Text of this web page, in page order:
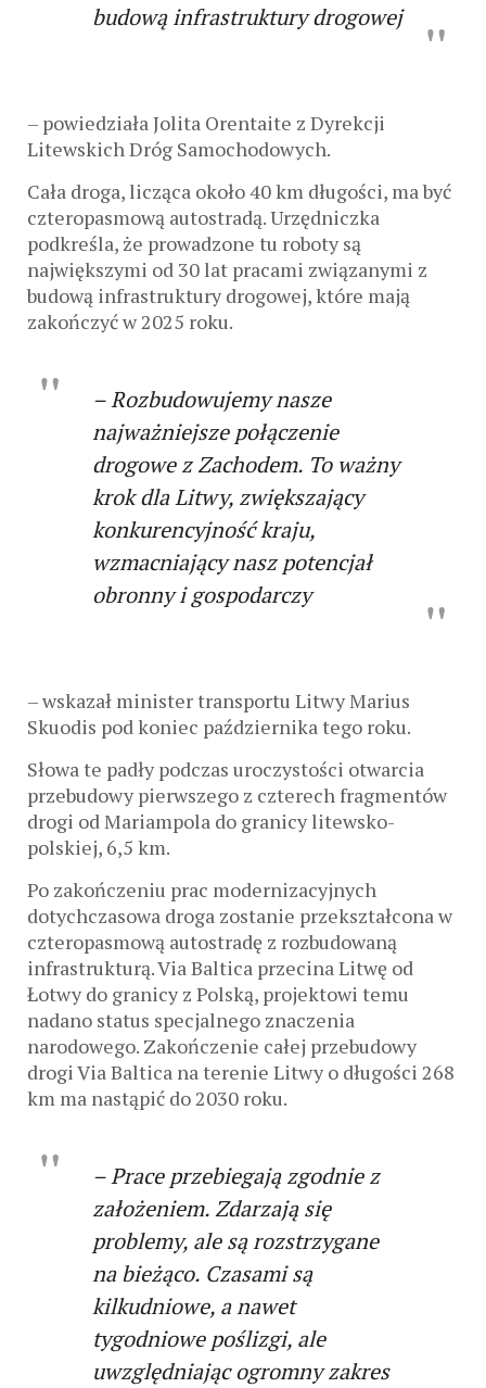
budową infrastruktury drogowej
– powiedziała Jolita Orentaite z Dyrekcji
Litewskich Dróg Samochodowych.
Cała droga, licząca około 40 km długości, ma być
czteropasmową autostradą. Urzędniczka
podkreśla, że prowadzone tu roboty są
największymi od 30 lat pracami związanymi z
budową infrastruktury drogowej, które mają
zakończyć w 2025 roku.
– Rozbudowujemy nasze
najważniejsze połączenie
drogowe z Zachodem. To ważny
krok dla Litwy, zwiększający
konkurencyjność kraju,
wzmacniający nasz potencjał
obronny i gospodarczy
– wskazał minister transportu Litwy Marius
Skuodis pod koniec października tego roku.
Słowa te padły podczas uroczystości otwarcia
przebudowy pierwszego z czterech fragmentów
drogi od Mariampola do granicy litewsko-
polskiej, 6,5 km.
Po zakończeniu prac modernizacyjnych
dotychczasowa droga zostanie przekształcona w
czteropasmową autostradę z rozbudowaną
infrastrukturą. Via Baltica przecina Litwę od
Łotwy do granicy z Polską, projektowi temu
nadano status specjalnego znaczenia
narodowego. Zakończenie całej przebudowy
drogi Via Baltica na terenie Litwy o długości 268
km ma nastąpić do 2030 roku.
– Prace przebiegają zgodnie z
założeniem. Zdarzają się
problemy, ale są rozstrzygane
na bieżąco. Czasami są
kilkudniowe, a nawet
tygodniowe poślizgi, ale
uwzględniając ogromny zakres